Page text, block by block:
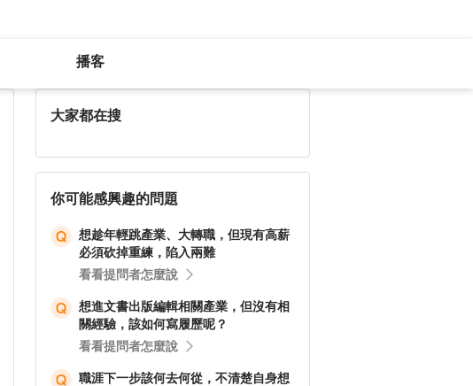
播客
大家都在搜
你可能感興趣的問題
想趁年輕跳產業、大轉職，但現有高薪
必須砍掉重練，陷入兩難
看看提問者怎麼說
想進文書出版編輯相關產業，但沒有相
關經驗，該如何寫履歷呢？
看看提問者怎麼說
職涯下一步該何去何從，不清楚自身想